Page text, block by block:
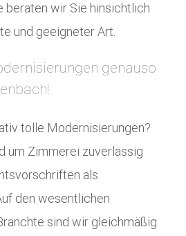
beraten wir Sie hinsichtlich
und geeigneter Art.
genauso
tolle Modernisierungen?
um Zimmerei zuverlässig
als
den wesentlichen
sind wir gleichmäßig